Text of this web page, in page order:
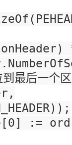
后一个区
:=